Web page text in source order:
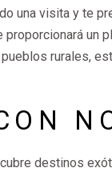
una visita y te
proporcionará un
rurales,
destinos